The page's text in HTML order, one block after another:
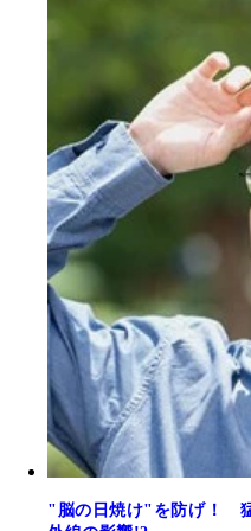
"脳の日焼け"を防げ！